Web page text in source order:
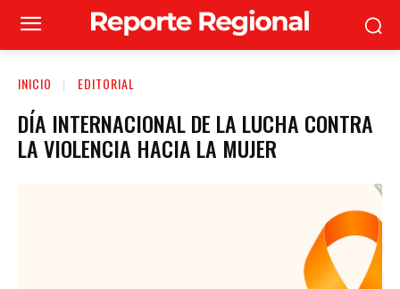
INICIO EDITORIAL
DÍA INTERNACIONAL DE LA LUCHA CONTRA
LA VIOLENCIA HACIA LA MUJER